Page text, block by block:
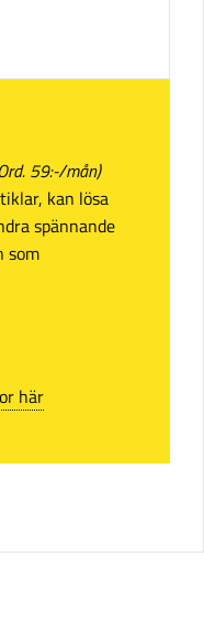
59:-/mån)
kan lösa
spännande
som
här